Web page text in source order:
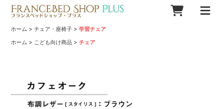
ホーム >チェア・座椅子 >学習チェア
ホーム > こども向け商品 >チェア